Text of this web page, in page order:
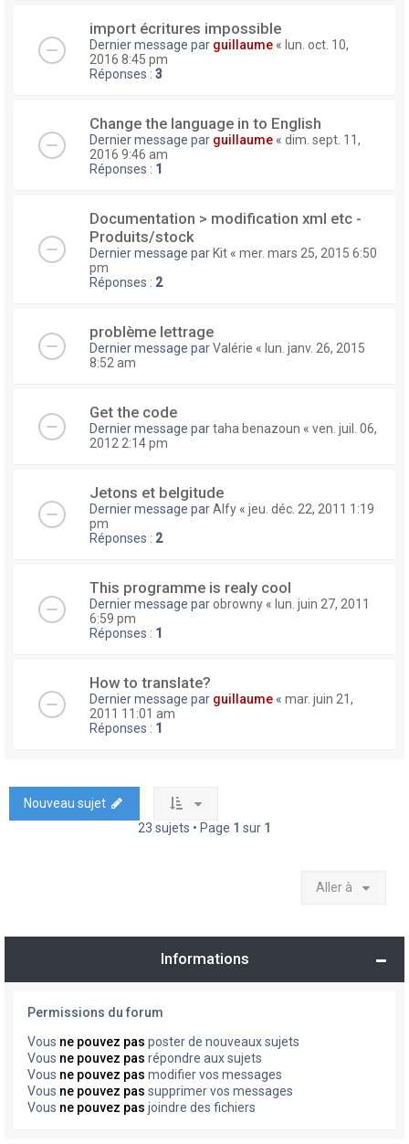
import écritures impossible
Dernier message par guillaume « lun. oct. 10,
2016 8:45 pm
Réponses : 3
Change the language in to English
Dernier message par guillaume « dim. sept. 11,
2016 9:46 am
Réponses : 1
Documentation > modification xml etc -
Produits/stock
Dernier message parKit « mer. mars 25, 2015 6:50
pm
Réponses : 2
problème lettrage
Dernier message parValérie « lun. janv. 26, 2015
8:52 am
Get the code
Dernier message partaha benazoun « ven. juil. 06,
2012 2:14 pm
Jetons et belgitude
Dernier message parAlfy « jeu. déc. 22, 2011 1:19
pm
Réponses : 2
This programme is realy cool
Dernier message parobrowny « lun. juin 27, 2011
6:59 pm
Réponses : 1
How to translate?
Dernier message par guillaume « mar. juin 21,
2011 11:01 am
Réponses : 1
Nouveau sujet
23 sujets • Page 1 sur 1
Aller à
Informations
Permissions du forum
Vous ne pouvez pas poster de nouveaux sujets
Vous ne pouvez pas répondre aux sujets
Vous ne pouvez pas modifier vos messages
Vous ne pouvez pas supprimer vos messages
Vous ne pouvez pas joindre des fichiers